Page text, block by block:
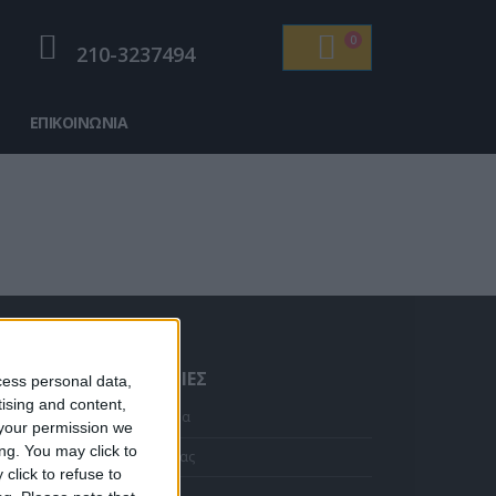
personal data,
and content,
permission we
You may click to
click to refuse to
210-3237494
0
ΕΠΙΚΟΙΝΩΝΊΑ
ΠΛΗΡΟΦΟΡΊΕΣ
Αρχική Σελίδα
Η Εταιρεία μας